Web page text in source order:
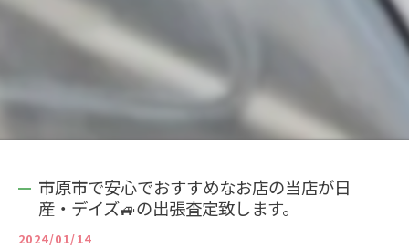
市原市で安心でおすすめなお店の当店が日
産・デイズ🚙の出張査定致します。
2024/01/14